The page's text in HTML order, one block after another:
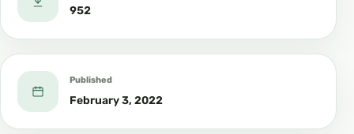
952
Published
February 3, 2022